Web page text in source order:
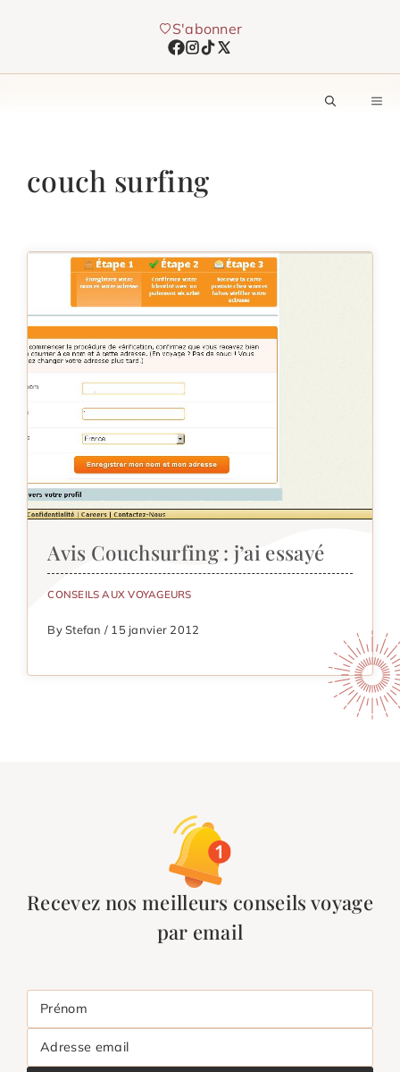
S'abonner
couch surfing
Avis Couchsurfing : j’ai essayé
CONSEILS AUX VOYAGEURS
By Stefan / 15 janvier 2012
Recevez nos meilleurs conseils voyage
par email
Prénom
Adresse email